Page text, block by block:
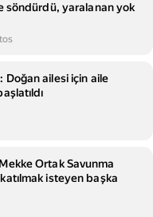
söndürdü, yaralanan yok
Doğan ailesi için aile
Ortak Savunma
isteyen başka